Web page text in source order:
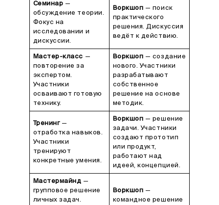
Семинар —
обсуждение теории.
Фокус на
исследовании и
дискуссии.
Воркшоп — поиск
практического
решения. Дискуссия
ведёт к действию.
Мастер-класс —
повторение за
экспертом.
Участники
осваивают готовую
технику.
Воркшоп — создание
нового. Участники
разрабатывают
собственное
решение на основе
методик.
Тренинг—
отработка навыков.
Участники
тренируют
конкретные умения.
Воркшоп — решение
задачи. Участники
создают прототип
или продукт,
работают над
идеей, концепцией.
Мастермайнд —
групповое решение
личных задач.
Воркшоп —
командное решение